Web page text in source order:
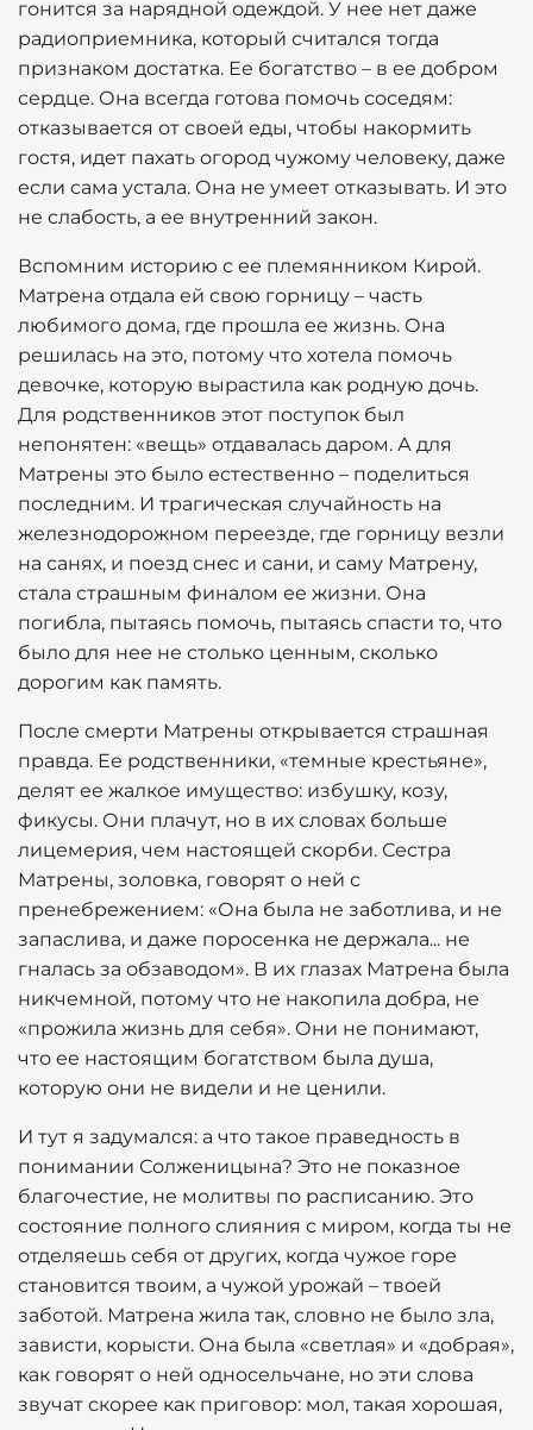
гонится за нарядной одеждой. У нее нет даже
радиоприемника, который считался тогда
признаком достатка. Ее богатство – в ее добром
сердце. Она всегда готова помочь соседям:
отказывается от своей еды, чтобы накормить
гостя, идет пахать огород чужому человеку, даже
если сама устала. Она не умеет отказывать. И это
не слабость, а ее внутренний закон.
Вспомним историю с ее племянником Кирой.
Матрена отдала ей свою горницу – часть
любимого дома, где прошла ее жизнь. Она
решилась на это, потому что хотела помочь
девочке, которую вырастила как родную дочь.
Для родственников этот поступок был
непонятен: «вещь» отдавалась даром. А для
Матрены это было естественно – поделиться
последним. И трагическая случайность на
железнодорожном переезде, где горницу везли
на санях, и поезд снес и сани, и саму Матрену,
стала страшным финалом ее жизни. Она
погибла, пытаясь помочь, пытаясь спасти то, что
было для нее не столько ценным, сколько
дорогим как память.
После смерти Матрены открывается страшная
правда. Ее родственники, «темные крестьяне»,
делят ее жалкое имущество: избушку, козу,
фикусы. Они плачут, но в их словах больше
лицемерия, чем настоящей скорби. Сестра
Матрены, золовка, говорят о ней с
пренебрежением: «Она была не заботлива, и не
запаслива, и даже поросенка не держала... не
гналась за обзаводом». В их глазах Матрена была
никчемной, потому что не накопила добра, не
«прожила жизнь для себя». Они не понимают,
что ее настоящим богатством была душа,
которую они не видели и не ценили.
И тут я задумался: а что такое праведность в
понимании Солженицына? Это не показное
благочестие, не молитвы по расписанию. Это
состояние полного слияния с миром, когда ты не
отделяешь себя от других, когда чужое горе
становится твоим, а чужой урожай – твоей
заботой. Матрена жила так, словно не было зла,
зависти, корысти. Она была «светлая» и «добрая»,
как говорят о ней односельчане, но эти слова
звучат скорее как приговор: мол, такая хорошая,